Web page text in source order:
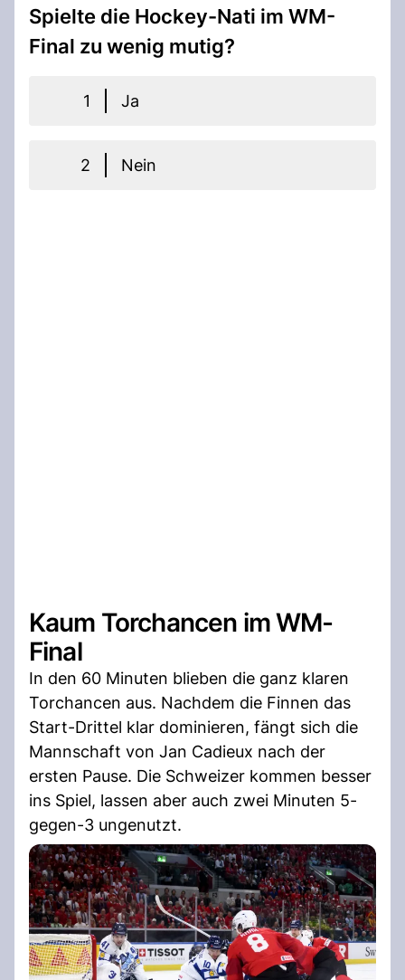
Spielte die Hockey-Nati im WM-
Final zu wenig mutig?
1 Ja
2 Nein
Kaum Torchancen im WM-
Final
In den 60 Minuten blieben die ganz klaren
Torchancen aus. Nachdem die Finnen das
Start-Drittel klar dominieren, fängt sich die
Mannschaft von Jan Cadieux nach der
ersten Pause. Die Schweizer kommen besser
ins Spiel, lassen aber auch zwei Minuten 5-
gegen-3 ungenutzt.